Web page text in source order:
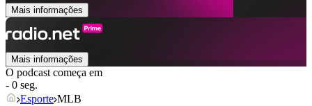
Mais informações
Mais informações
O podcast começa em
- 0 seg.
Esporte MLB